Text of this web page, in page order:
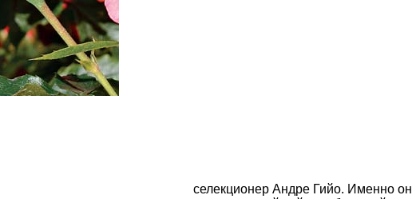
селекционер Андре Гийо. Именно он